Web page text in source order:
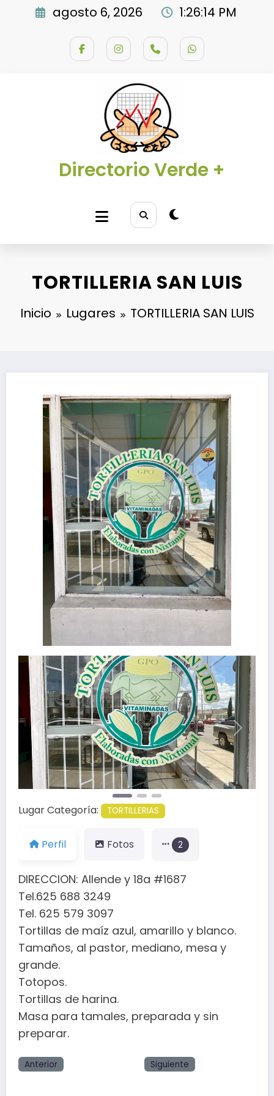
agosto 6, 2026 1:26:14 PM
Directorio Verde +
TORTILLERIA SAN LUIS
Inicio Lugares TORTILLERIA SAN LUIS
Anterior
Lugar Categoría: TORTILLERIAS
Perfil Fotos 2
DIRECCION: Allende y 18a #1687
Tel.625 688 3249
Tel. 625 579 3097
Tortillas de maíz azul, amarillo y blanco.
Tamaños, al pastor, mediano, mesa y
grande.
Totopos.
Tortillas de harina.
Masa para tamales, preparada y sin
preparar.
Anterior Siguiente